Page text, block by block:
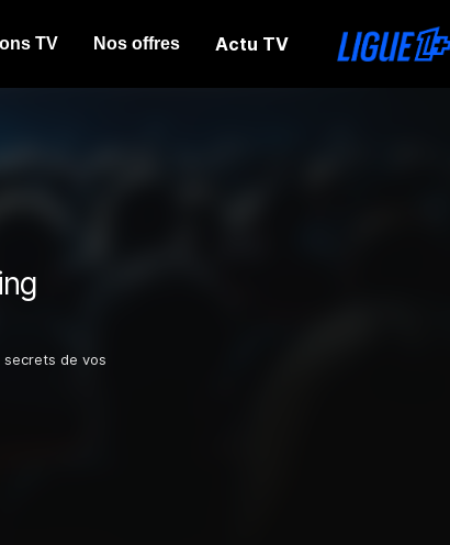
TV Nos offres Actu TV
de vos